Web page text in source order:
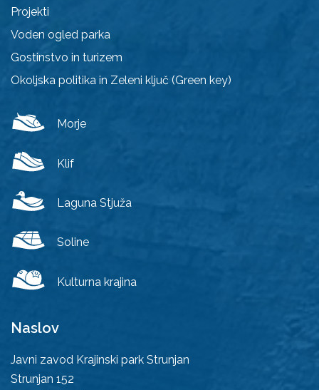
Projekti
Voden ogled parka
Gostinstvo in turizem
Okoljska politika in Zeleni ključ (Green key)
Morje
Klif
Laguna Stjuža
Soline
Kulturna krajina
Naslov
Javni zavod Krajinski park Strunjan
Strunjan 152